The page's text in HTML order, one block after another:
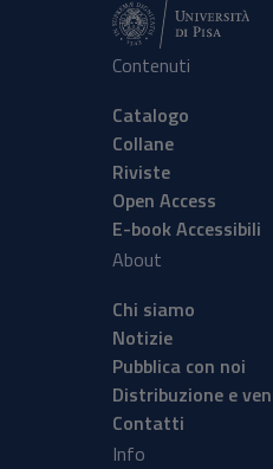
Contenuti
Catalogo
Collane
Riviste
Open Access
E-book Accessibili
About
Chi siamo
Notizie
Pubblica con noi
Distribuzione e
Contatti
Info